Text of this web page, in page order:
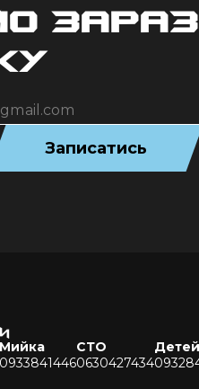
зараз
Записатись
Мийка
0933841446
СТО
0630427434